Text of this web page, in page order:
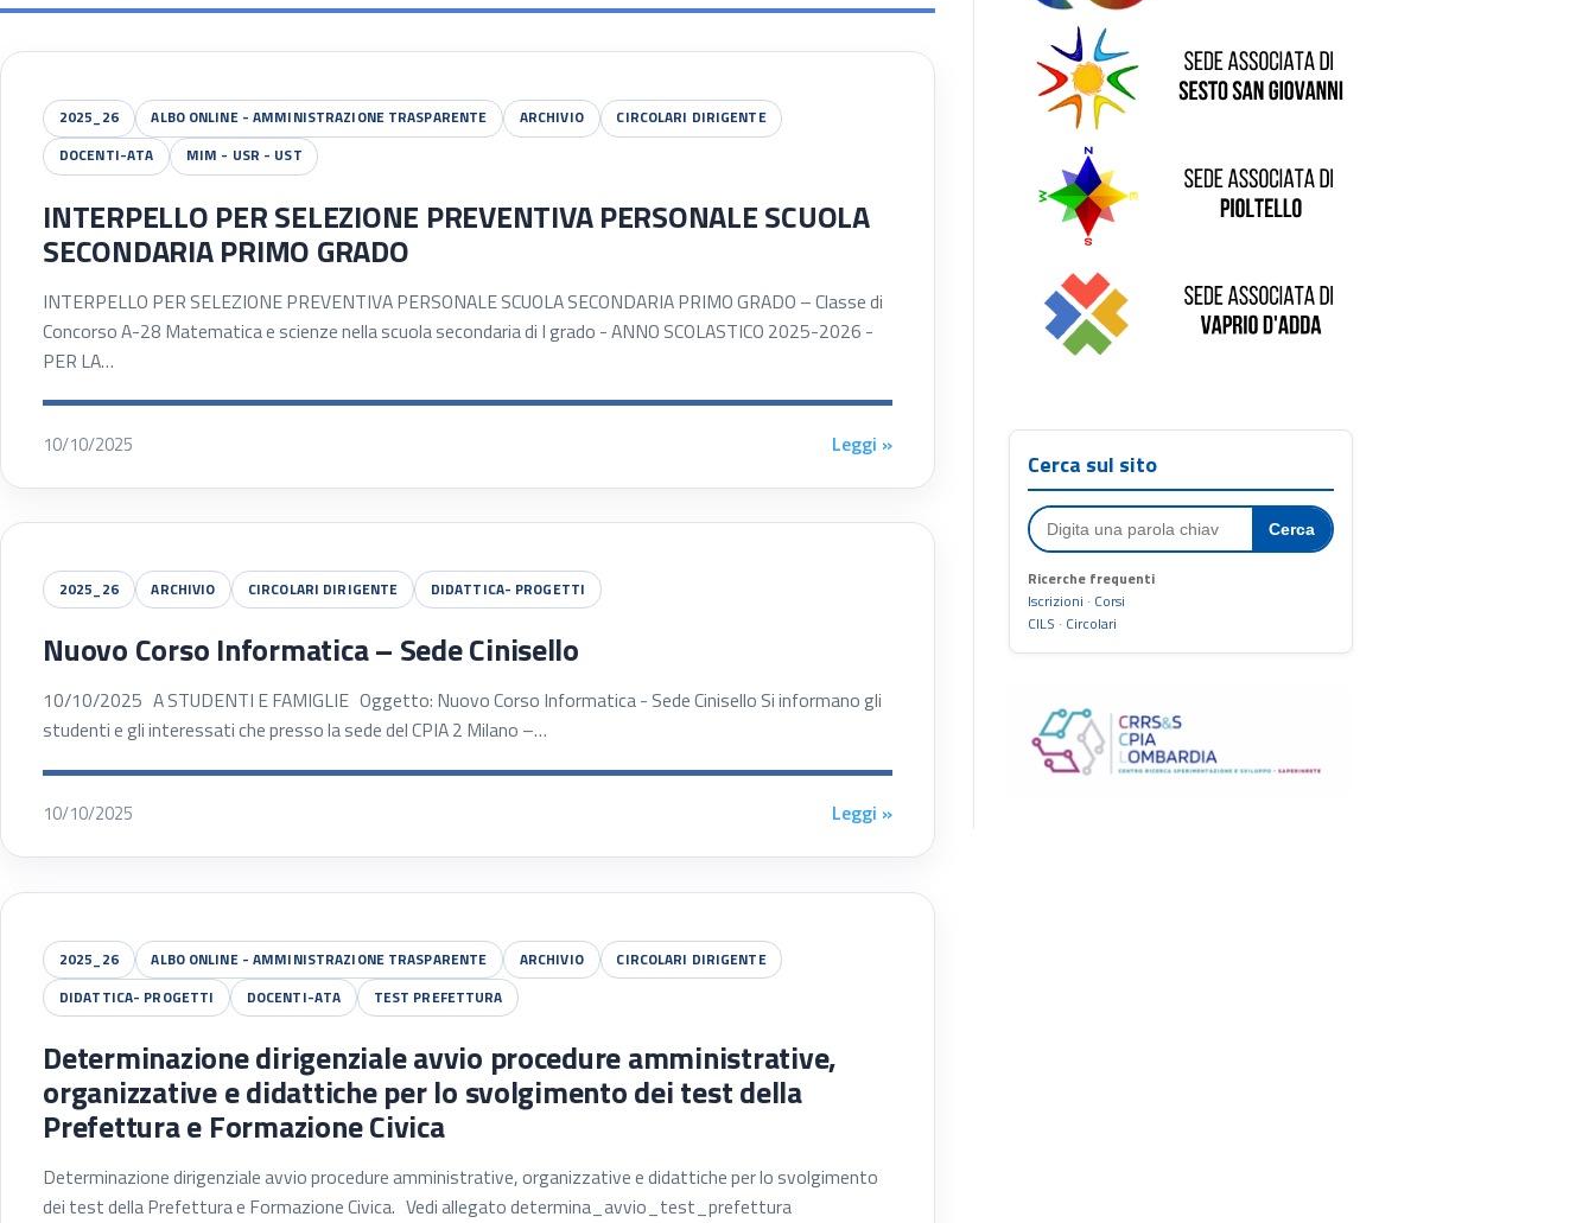
2025_26 ALBO ONLINE - AMMINISTRAZIONE TRASPARENTE ARCHIVIO
CIRCOLARI DIRIGENTE
DOCENTI-ATA
MIM - USR - UST
INTERPELLO PER SELEZIONE PREVENTIVA PERSONALE SCUOLA
SECONDARIA PRIMO GRADO
INTERPELLO PER SELEZIONE PREVENTIVA PERSONALE SCUOLA SECONDARIA PRIMO GRADO – Classe di
Concorso A-28 Matematica e scienze nella scuola secondaria di I grado - ANNO SCOLASTICO 2025-2026 -
PER LA…
10/10/2025 Leggi »
2025_26 ARCHIVIO CIRCOLARI DIRIGENTE DIDATTICA- PROGETTI
Nuovo Corso Informatica – Sede Cinisello
10/10/2025 A STUDENTI E FAMIGLIE Oggetto: Nuovo Corso Informatica - Sede Cinisello Si informano gli
studenti e gli interessati che presso la sede del CPIA 2 Milano –…
10/10/2025 Leggi »
2025_26 ALBO ONLINE - AMMINISTRAZIONE TRASPARENTE ARCHIVIO
CIRCOLARI DIRIGENTE
DIDATTICA- PROGETTI
DOCENTI-ATA TEST PREFETTURA
Determinazione dirigenziale avvio procedure amministrative,
organizzative e didattiche per lo svolgimento dei test della
Prefettura e Formazione Civica
Determinazione dirigenziale avvio procedure amministrative, organizzative e didattiche per lo svolgimento
dei test della Prefettura e Formazione Civica. Vedi allegato determina_avvio_test_prefettura
Sede di Pioltello
Sede di Vaprio D'Adda
Cerca sul sito
Cerca
Ricerche frequenti
Iscrizioni · Corsi
CILS · Circolari